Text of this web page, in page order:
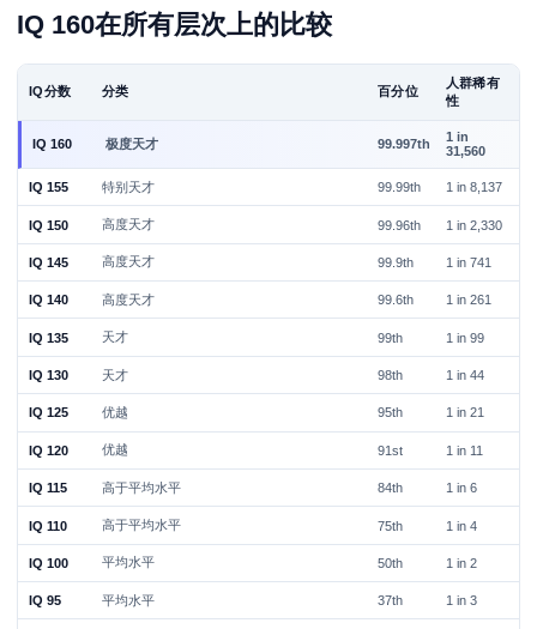
IQ 160在所有层次上的比较
IQ分数 分类 百分位
人群稀有
性
IQ 160 极度天才 99.997th
1 in
31,560
IQ 155 特别天才 99.99th 1 in 8,137
IQ 150 高度天才 99.96th 1 in 2,330
IQ 145 高度天才 99.9th 1 in 741
IQ 140 高度天才 99.6th 1 in 261
IQ 135 天才 99th 1 in 99
IQ 130 天才 98th 1 in 44
IQ 125 优越 95th 1 in 21
IQ 120 优越 91st 1 in 11
IQ 115 高于平均水平 84th 1 in 6
IQ 110 高于平均水平 75th 1 in 4
IQ 100 平均水平 50th 1 in 2
IQ 95 平均水平 37th 1 in 3